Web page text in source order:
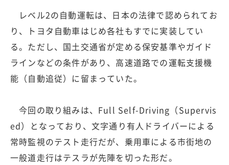
レベル2の自動運転は、日本の法律で認められてお
り、トヨタ自動車はじめ各社もすでに実装してい
る。ただし、国土交通省が定める保安基準やガイド
ラインなどの条件があり、高速道路での運転支援機
能（自動追従）に留まっていた。
今回の取り組みは、Full Self-Driving（Supervis
ed）となっており、文字通り有人ドライバーによる
常時監視のテスト走行だが、乗用車による市街地の
一般道走行はテスラが先陣を切った形だ。